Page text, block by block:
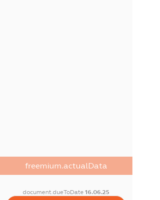
freemium.actualData
document.dueToDate16.06.25